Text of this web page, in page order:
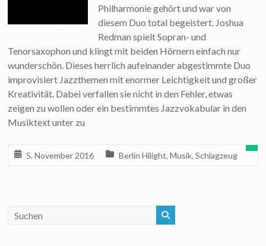
Philharmonie gehört und war von
diesem Duo total begeistert. Joshua
Redman spielt Sopran- und
Tenorsaxophon und klingt mit beiden Hörnern einfach nur
wunderschön. Dieses herrlich aufeinander abgestimmte Duo
improvisiert Jazzthemen mit enormer Leichtigkeit und großer
Kreativität. Dabei verfallen sie nicht in den Fehler, etwas
zeigen zu wollen oder ein bestimmtes Jazzvokabular in den
Musiktext unter zu
5. November 2016 Berlin Hilight,Musik,Schlagzeug